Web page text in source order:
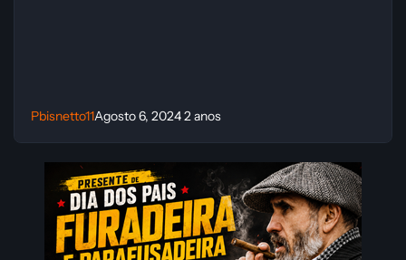
Pbisnetto11Agosto 6, 20242 anos